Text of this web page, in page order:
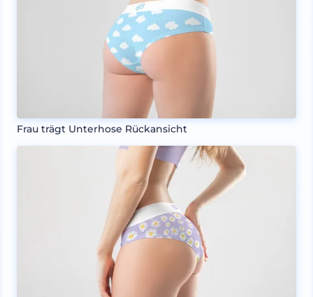
Frau trägt Unterhose Rückansicht